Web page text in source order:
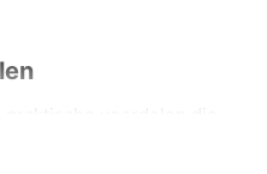
en efficiënter maken.